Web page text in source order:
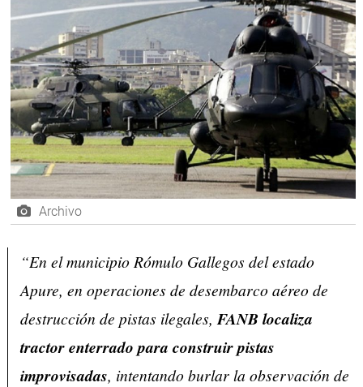
Archivo
“En el municipio Rómulo Gallegos del estado
Apure, en operaciones de desembarco aéreo de
destrucción de pistas ilegales, FANB localiza
tractor enterrado para construir pistas
improvisadas, intentando burlar la observación de